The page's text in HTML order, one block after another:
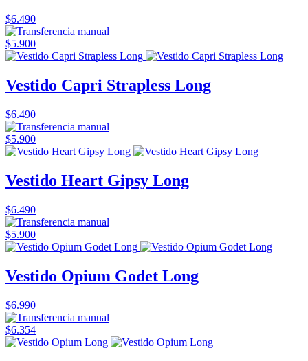
$6.490
$5.900
Vestido Capri Strapless Long
$6.490
$5.900
Vestido Heart Gipsy Long
$6.490
$5.900
Vestido Opium Godet Long
$6.990
$6.354